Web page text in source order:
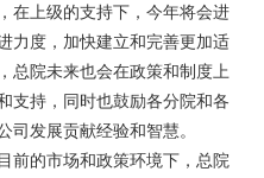
在上级的支持下，今年将会进
力度，加快建立和完善更加适
总院未来也会在政策和制度上
支持，同时也鼓励各分院和各
司发展贡献经验和智慧。
前的市场和政策环境下，总院